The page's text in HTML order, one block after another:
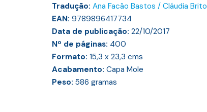
Tradução: Ana Facão Bastos / Cláudia Brito
EAN: 9789896417734
Data de publicação: 22/10/2017
Nº de páginas: 400
Formato: 15,3 x 23,3 cms
Acabamento: Capa Mole
Peso: 586 gramas